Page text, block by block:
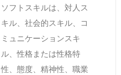
ソフトスキルは、対人ス
キル、社会的スキル、コ
ミュニケーションスキ
ル、性格または性格特
性、態度、精神性、職業